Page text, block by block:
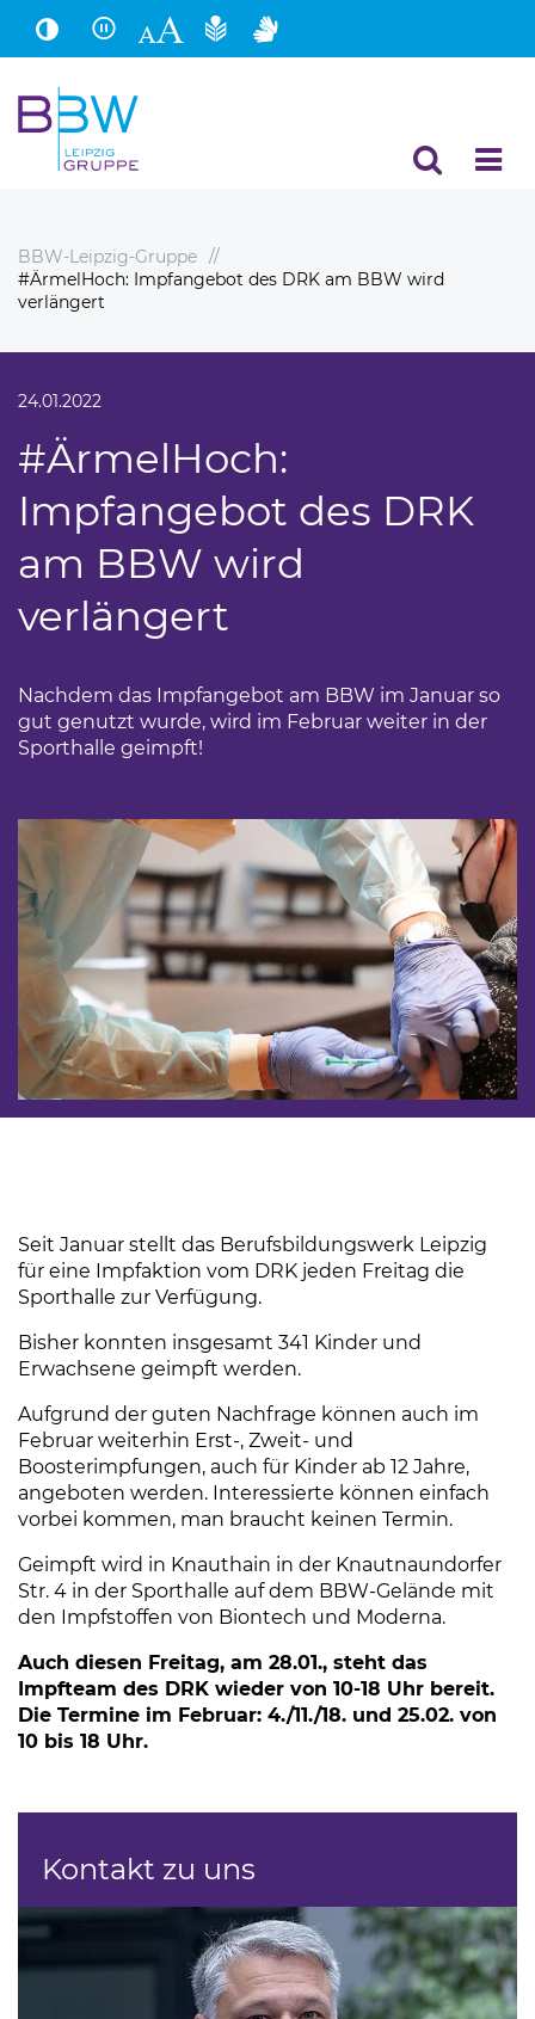
Hauptinhalt
Fußbereich
BBW-Leipzig-Gruppe
#ÄrmelHoch: Impfangebot des DRK am BBW wird
verlängert
24.01.2022
#ÄrmelHoch:
Impfangebot des DRK
am BBW wird
verlängert
Nachdem das Impfangebot am BBW im Januar so
gut genutzt wurde, wird im Februar weiter in der
Sporthalle geimpft!
Seit Januar stellt das Berufsbildungswerk Leipzig
für eine Impfaktion vom DRK jeden Freitag die
Sporthalle zur Verfügung.
Bisher konnten insgesamt 341 Kinder und
Erwachsene geimpft werden.
Aufgrund der guten Nachfrage können auch im
Februar weiterhin Erst-, Zweit- und
Boosterimpfungen, auch für Kinder ab 12 Jahre,
angeboten werden. Interessierte können einfach
vorbei kommen, man braucht keinen Termin.
Geimpft wird in Knauthain in der Knautnaundorfer
Str. 4 in der Sporthalle auf dem BBW-Gelände mit
den Impfstoffen von Biontech und Moderna.
Auch diesen Freitag, am 28.01., steht das
Impfteam des DRK wieder von 10-18 Uhr bereit.
Die Termine im Februar: 4./11./18. und 25.02. von
10 bis 18 Uhr.
Kontakt zu uns